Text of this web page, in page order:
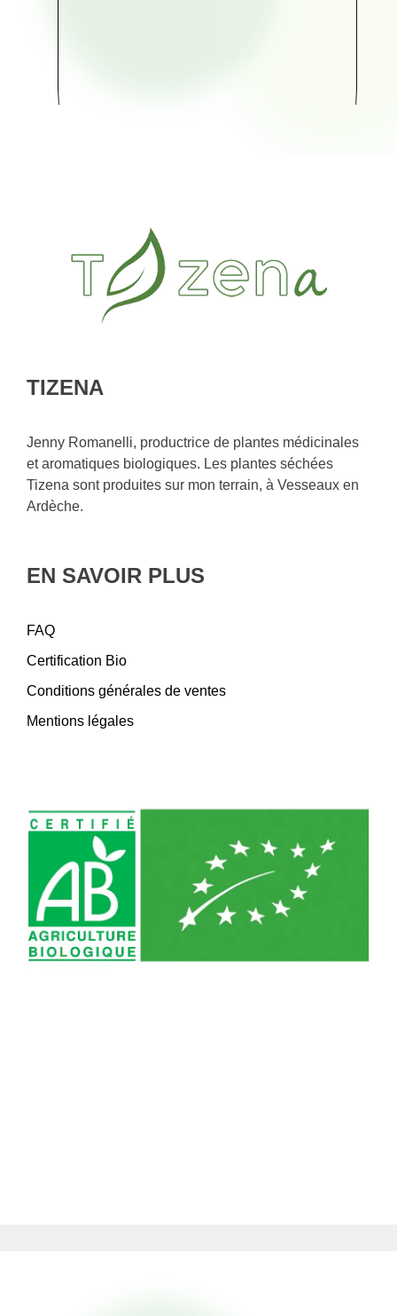
TIZENA
Jenny Romanelli, productrice de plantes médicinales
et aromatiques biologiques. Les plantes séchées
Tizena sont produites sur mon terrain, à Vesseaux en
Ardèche.
EN SAVOIR PLUS
FAQ
Certification Bio
Conditions générales de ventes
Mentions légales